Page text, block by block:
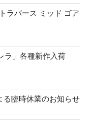
ラバース ミッド ゴア
ラ」各種新作入荷
る臨時休業のお知らせ